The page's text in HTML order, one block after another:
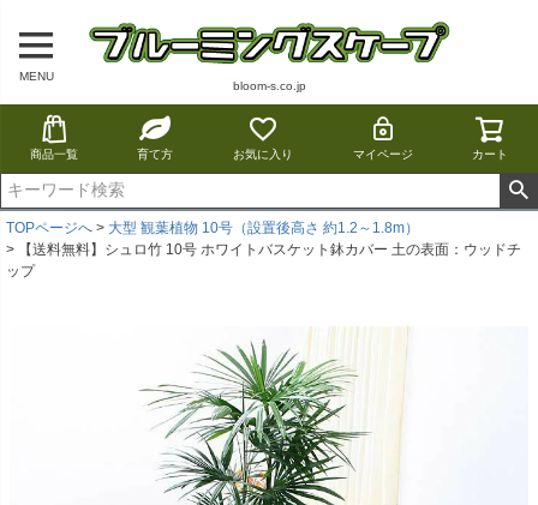
MENU
bloom-s.co.jp
商品一覧 育て方 お気に入り マイページ カート
TOPページへ
大型 観葉植物 10号（設置後高さ 約1.2～1.8m）
【送料無料】シュロ竹 10号 ホワイトバスケット鉢カバー 土の表面：ウッドチ
ップ